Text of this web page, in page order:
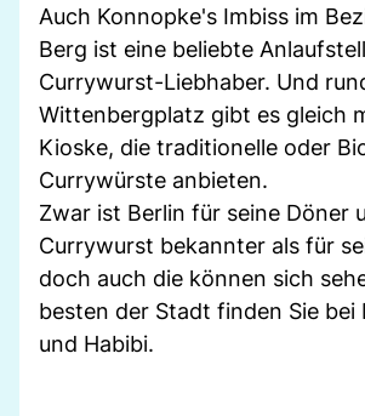
Auch Konnopke's Imbiss im
Berg ist eine beliebte
Currywurst-Liebhaber. Und
Wittenbergplatz gibt es gleich
Kioske, die traditionelle oder
Currywürste anbieten.
Zwar ist Berlin für seine Döner
Currywurst bekannter als für
doch auch die können sich
besten der Stadt finden Sie bei
und Habibi.